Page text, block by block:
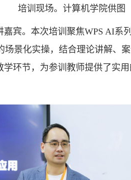
培训现场。计算机学院供图
宾。本次培训聚焦WPS AI系
景化实操，结合理论讲解、
环节，为参训教师提供了实用